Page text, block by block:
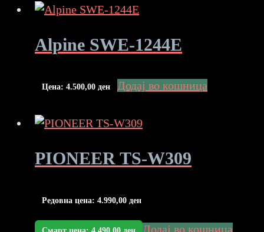
Alpine SWE-1244E
Цена: 4.500,00 ден Додај во кошница
PIONEER TS-W309
Редовна цена: 4.990,00 ден
Додај во кошница